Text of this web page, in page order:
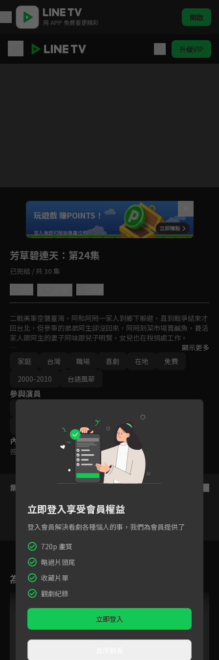
用 APP 免費看更精彩 開啟
升級VIP
Unmute
如有不便請見諒
玩遊戲 賺POINTS！
登入後即可解鎖專屬任務
芳草碧連天 ：第24集
已完結 / 共 30 集
二戰美軍空襲臺灣，阿和阿罔一家人到鄉下躲避，直到戰爭結束才
回台北，但參軍的弟弟阿生卻沒回來，阿罔到菜市場賣鹹魚，養活
家人跟阿生的妻子阿味跟兒子明賢，女兒也在稅捐處工作。
一日市場阿香的女兒得了白喉，阿罔用公公教的醫術治好，從此開
啟阿罔開醫館幫人治病的工作。
顯示更多
家庭
台灣 職場 喜劇 在地
免費
2000-2010
台語風華
參與演員
白吉勝 高捷
內容標籤
普遍級
集數列表
22 23
為您推薦
立即登入享受會員權益
登入會員解決看劇各種惱人的事，我們為會員提供了
720p 畫質
略過片頭尾
收藏片單
觀劇紀錄
立即登入